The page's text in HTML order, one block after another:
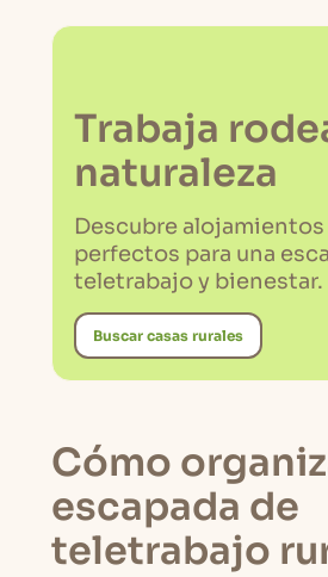
Trabaja
naturaleza
Descubre alojamientos
perfectos para una
teletrabajo y bienestar.
Buscar casas rurales
Cómo
escapada de
teletrabajo